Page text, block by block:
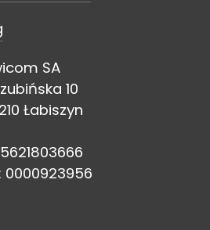
SA
10
Łabiszyn
5621803666
0000923956